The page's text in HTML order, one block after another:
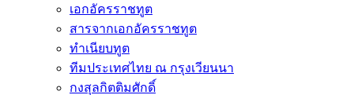
เอกอัครราชทูต
สารจากเอกอัครราชทูต
ทำเนียบทูต
ทีมประเทศไทย ณ กรุงเวียนนา
กงสุลกิตติมศักดิ์